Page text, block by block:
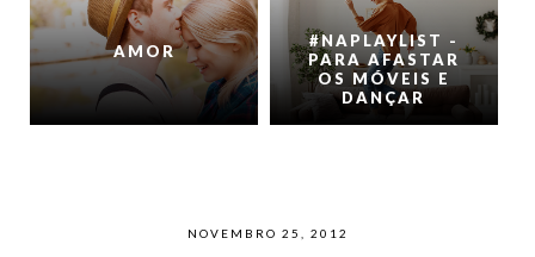
AMOR
#NAPLAYLIST -
PARA AFASTAR
OS MÓVEIS E
DANÇAR
NOVEMBRO 25, 2012